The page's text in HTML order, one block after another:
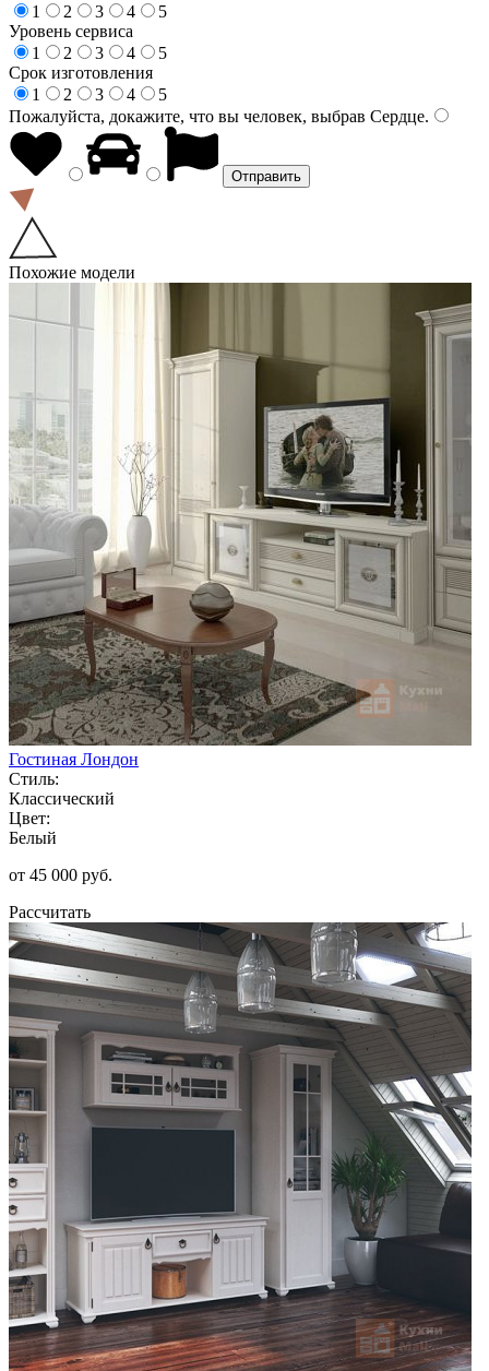
1
2 3 4
5
Уровень сервиса
1
2 3 4
5
Срок изготовления
1
2 3 4
5
Пожалуйста, докажите, что вы человек, выбрав Сердце.
Похожие модели
Гостиная Лондон
Стиль:
Классический
Цвет:
Белый
от 45 000 руб.
Рассчитать